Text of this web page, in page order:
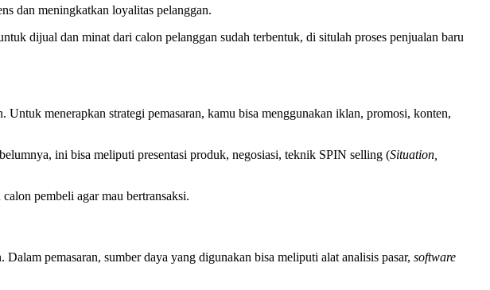
dan meningkatkan loyalitas pelanggan.
dijual dan minat dari calon pelanggan sudah terbentuk, di situlah proses penjualan baru
menerapkan strategi pemasaran, kamu bisa menggunakan iklan, promosi, konten,
ini bisa meliputi presentasi produk, negosiasi, teknik SPIN selling (Situation,
pembeli agar mau bertransaksi.
pemasaran, sumber daya yang digunakan bisa meliputi alat analisis pasar, software